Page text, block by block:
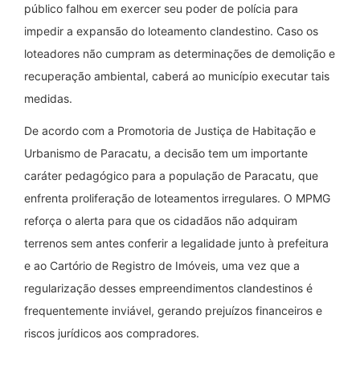
público falhou em exercer seu poder de polícia para
impedir a expansão do loteamento clandestino. Caso os
loteadores não cumpram as determinações de demolição e
recuperação ambiental, caberá ao município executar tais
medidas.
De acordo com a Promotoria de Justiça de Habitação e
Urbanismo de Paracatu, a decisão tem um importante
caráter pedagógico para a população de Paracatu, que
enfrenta proliferação de loteamentos irregulares. O MPMG
reforça o alerta para que os cidadãos não adquiram
terrenos sem antes conferir a legalidade junto à prefeitura
e ao Cartório de Registro de Imóveis, uma vez que a
regularização desses empreendimentos clandestinos é
frequentemente inviável, gerando prejuízos financeiros e
riscos jurídicos aos compradores.